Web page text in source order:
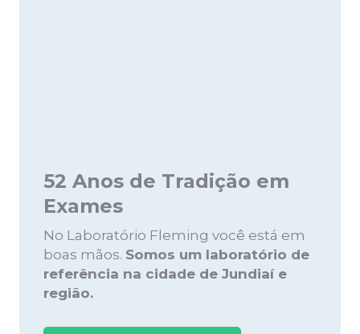
52 Anos de Tradição em
Exames
No Laboratório Fleming você está em
boas mãos. Somos um laboratório de
referência na cidade de Jundiaí e
região.